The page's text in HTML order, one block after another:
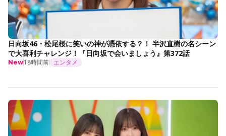
日向坂46・松尾桜に笑いの神が憑依する？！ 半沢直樹の名シーン
で大喜利チャレンジ！『日向坂で会いましょう』第372話
New18時間前 エンタメ